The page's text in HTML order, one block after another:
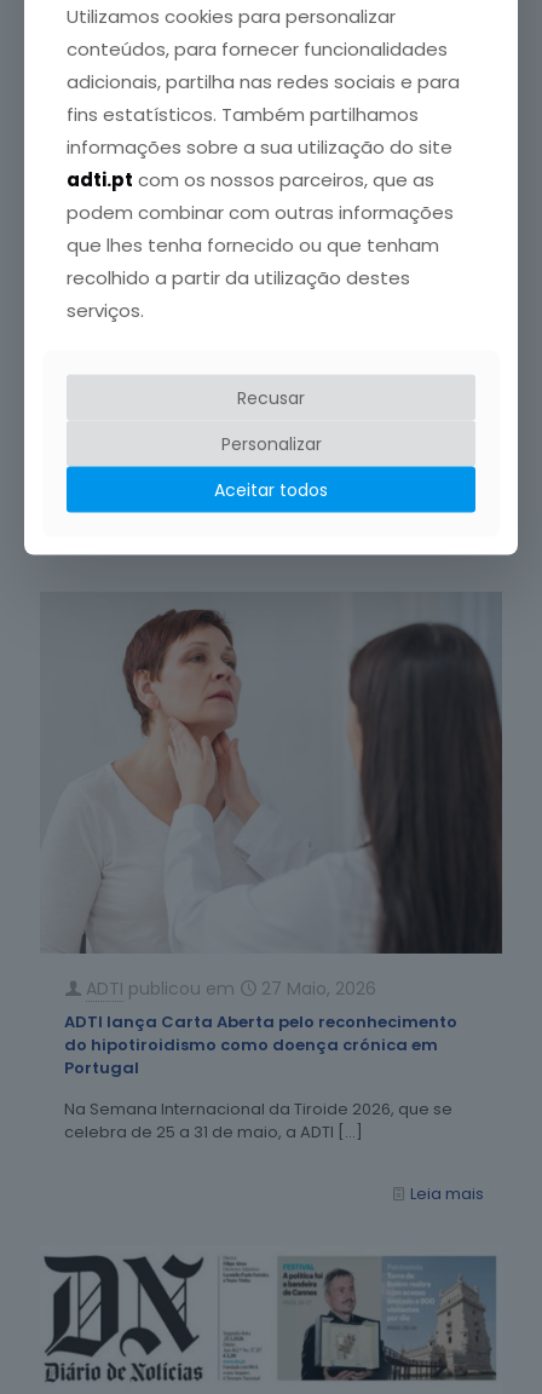
Congresso Europeu da Tiroide em setembro no
Porto
Evento decorre de 5 a 8 de setembro, na Alfândega
Porto Congress Centre, no Porto. O Congresso
ADTI publicou em 27 Maio, 2026
ADTI lança Carta Aberta pelo reconhecimento
do hipotiroidismo como doença crónica em
Portugal
Na Semana Internacional da Tiroide 2026, que se
celebra de 25 a 31 de maio, a ADTI […]
Leia mais
Utilizamos cookies para personalizar
conteúdos, para fornecer funcionalidades
adicionais, partilha nas redes sociais e para
fins estatísticos. Também partilhamos
informações sobre a sua utilização do site
adti.pt com os nossos parceiros, que as
podem combinar com outras informações
que lhes tenha fornecido ou que tenham
recolhido a partir da utilização destes
serviços.
Recusar
Personalizar
Aceitar todos